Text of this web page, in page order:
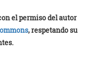
el permiso del autor
, respetando su